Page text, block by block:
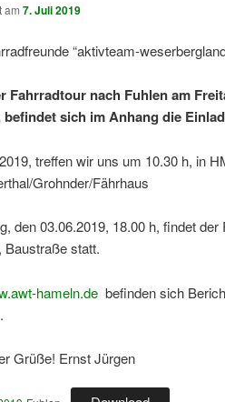
am 7. Juli 2019
“aktivteam-
Fahrradtour nach Fuhlen am
befindet sich im Anhang die
treffen wir uns um 10.30 h, in
Grohnder/Fährhaus
den 03.06.2019, 18.00 h, findet
Baustraße statt.
hameln.debefinden sich
Grüße! Ernst Jürgen